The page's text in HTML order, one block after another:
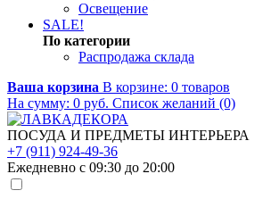
Освещение
SALE!
По категории
Распродажа склада
Ваша корзина В корзине: 0 товаров
На сумму: 0 руб. Список желаний (0)
ПОСУДА И ПРЕДМЕТЫ ИНТЕРЬЕРА
+7 (911) 924-49-36
Ежедневно с 09:30 до 20:00